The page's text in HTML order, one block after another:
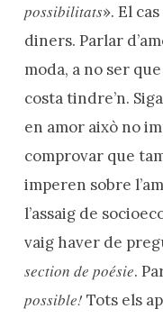
possibilitats». El
diners. Parlar
moda, a no ser
costa tindre’n.
en amor això no
comprovar que
imperen sobre
l’assaig de
vaig haver de
section de poésie.
possible! Tots els